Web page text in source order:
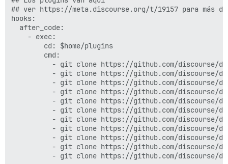
## ver https://meta.discourse.org/t/19157 para más
hooks:
  after_code:
    - exec:
        cd: $home/plugins
        cmd:
- git clone https://github.com/discourse/
- git clone https://github.com/discourse/
- git clone https://github.com/discourse/
- git clone https://github.com/discourse/
- git clone https://github.com/discourse/
- git clone https://github.com/discourse/
- git clone https://github.com/discourse/
- git clone https://github.com/discourse/
- git clone https://github.com/discourse/
- git clone https://github.com/discourse/